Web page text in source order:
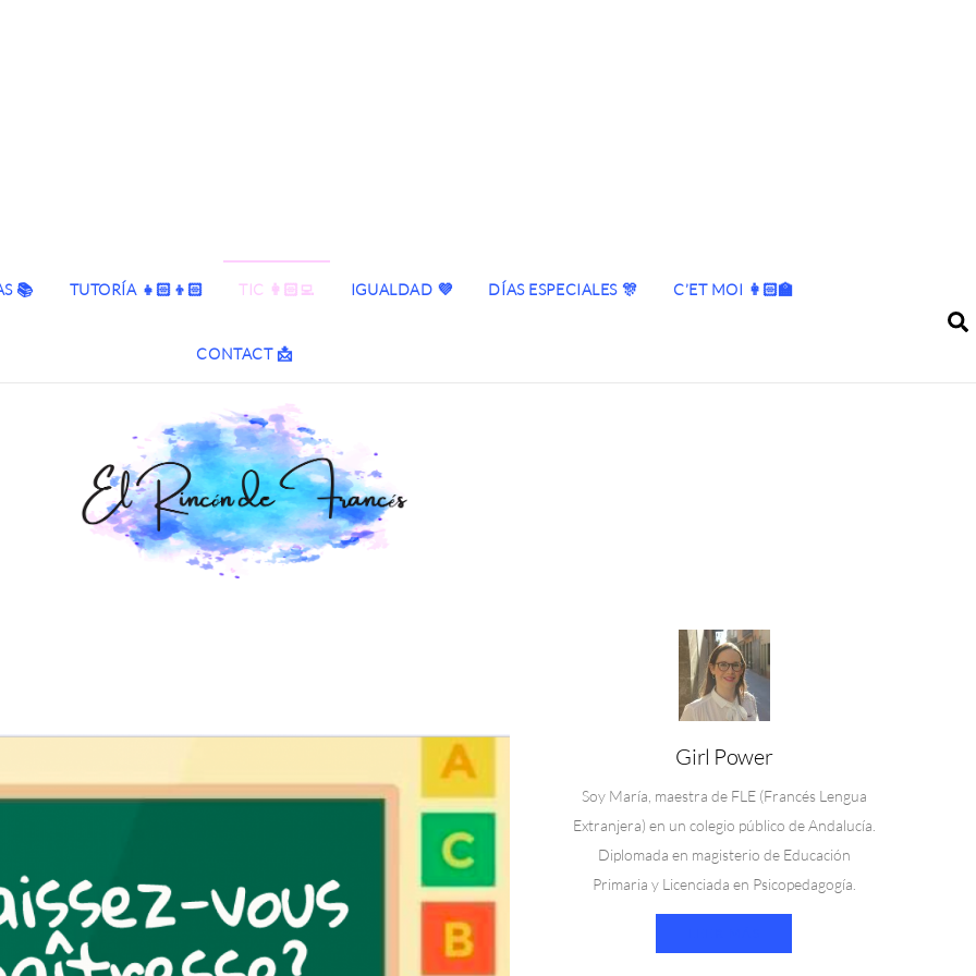
📚 TUTORÍA 👧🏻👦🏻 TIC 👩🏻‍💻 IGUALDAD 💜 DÍAS ESPECIALES 🎊 C’ET MOI 👩🏻‍🏫
CONTACT 📩
Girl Power
Soy María, maestra de FLE (Francés Lengua
Extranjera) en un colegio público de Andalucía.
Diplomada en magisterio de Educación
Primaria y Licenciada en Psicopedagogía.